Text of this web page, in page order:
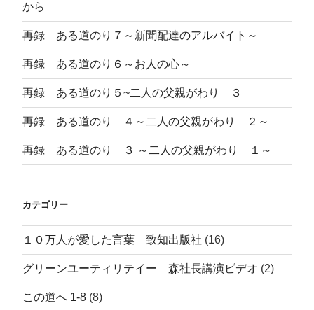
から
再録 ある道のり７～新聞配達のアルバイト～
再録 ある道のり６～お人の心～
再録 ある道のり５~二人の父親がわり ３
再録 ある道のり ４～二人の父親がわり ２～
再録 ある道のり ３ ～二人の父親がわり １～
カテゴリー
１０万人が愛した言葉 致知出版社 (16)
グリーンユーティリテイー 森社長講演ビデオ (2)
この道へ 1-8 (8)